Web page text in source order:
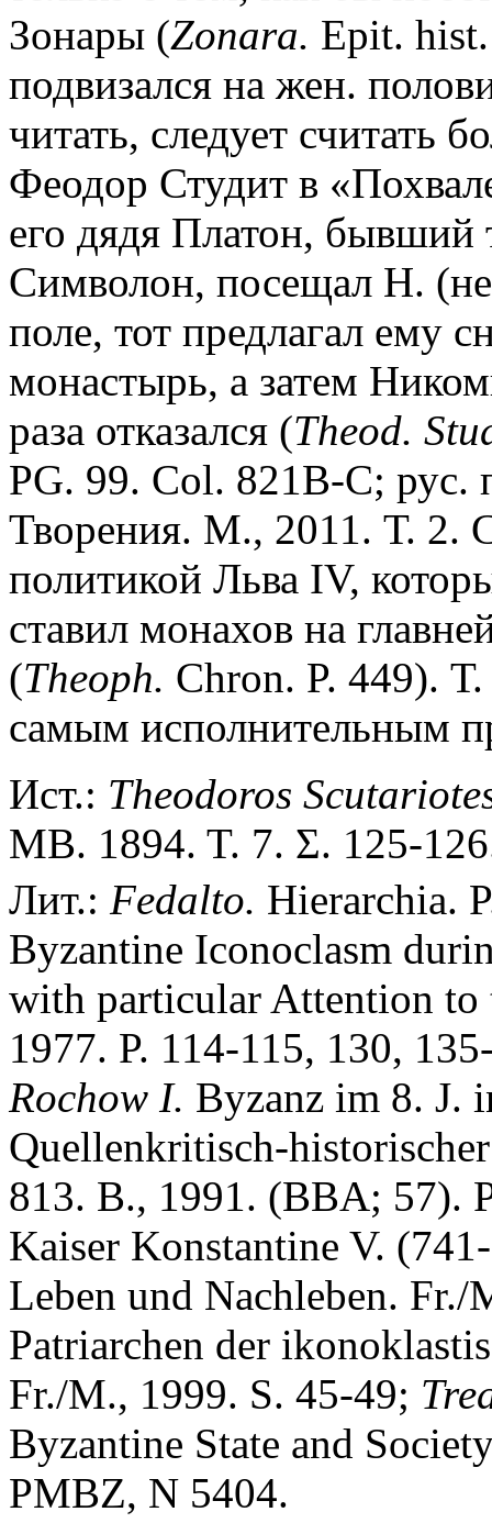
Зонары (Zonara. Epit.
подвизался на жен.
читать, следует считать
Феодор Студит в
его дядя Платон, бывший
Символон, посещал Н.
поле, тот предлагал ему
монастырь, а затем
раза отказался (Theod.
PG. 99. Col. 821B-C; рус.
Творения. М., 2011. Т. 2.
политикой Льва IV,
ставил монахов на
(Theoph. Chron. P. 449).
самым исполнительным
Ист.: Theodoros
ΜΒ. 1894. Τ. 7. Σ. 125-
Лит.: Fedalto. Hierarchia.
Byzantine Iconoclasm
with particular Attention to
1977. P. 114-115, 130,
Rochow I. Byzanz im 8. J.
Quellenkritisch-
813. B., 1991. (BBA; 57).
Kaiser Konstantine V.
Leben und Nachleben.
Patriarchen der
Fr./M., 1999. S. 45-49;
Byzantine State and
PMBZ, N 5404.